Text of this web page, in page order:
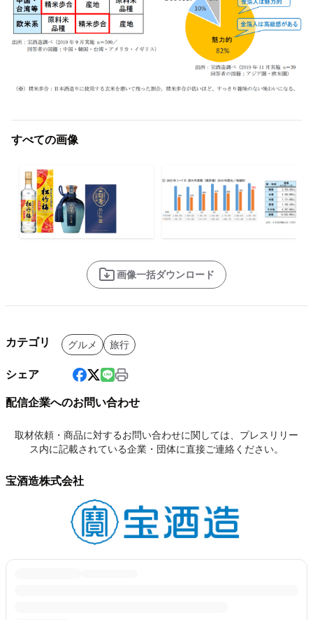
すべての画像
画像一括ダウンロード
カテゴリ グルメ 旅行
シェア
配信企業へのお問い合わせ
取材依頼・商品に対するお問い合わせに関しては、プレスリリー
ス内に記載されている企業・団体に直接ご連絡ください。
宝酒造株式会社